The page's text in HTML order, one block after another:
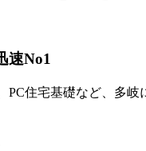
速No1
PC住宅基礎など、多